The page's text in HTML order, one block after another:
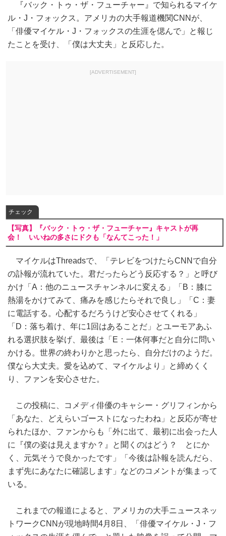
『バック・トゥ・ザ・フューチャー』で知られるマイケ
ル・J・フォックス。アメリカの大手報道機関CNNが、
「俳優マイケル・J・フォックスの生涯を偲んで」と報じ
たことを受け、「僕は大丈夫」と反応した。
[ADVERTISEMENT]
チェック
【写真】『バック・トゥ・ザ・フューチャー』キャストが再
会！ いいねの多さにドクも「なんてこった！」
マイケルはThreadsで、「テレビをつけたらCNNで自分
の訃報が流れていた。君だったらどう反応する？」と呼び
かけ「A：他のニュースチャンネルに変える」「B：膝に
熱湯をかけてみて、痛みを感じたらそれで良し」「C：妻
に電話する。心配するだろうけど安心させてくれる」
「D：落ち着け、年に1回はあることだ」とユーモアあふ
れる選択肢を挙げ、最後は「E：一体何事だと自分に問い
かける。世界の終わりかと思ったら、自分だけのようだ。
僕なら大丈夫。愛を込めて、マイケルより」と締めくく
り、ファンを安心させた。
この投稿に、コメディ俳優のキャシー・グリフィンから
「あなた、どえらいゴーストになったわね」と反応が寄せ
られたほか、ファンからも「外に出て、最初に出会った人
に『僕の姿は見えますか？』と聞くのはどう？ とにか
く、元気そうで良かったです」「今後は訃報を読んだら、
まず先にあなたに確認します」などのコメントが集まって
いる。
これまでの報道によると、アメリカの大手ニュースネッ
トワークCNNが現地時間4月8日、「俳優マイケル・J・フ